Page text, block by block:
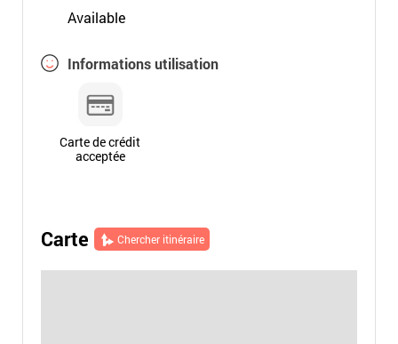
Available
Informations utilisation
Carte de crédit
acceptée
Carte Chercher itinéraire